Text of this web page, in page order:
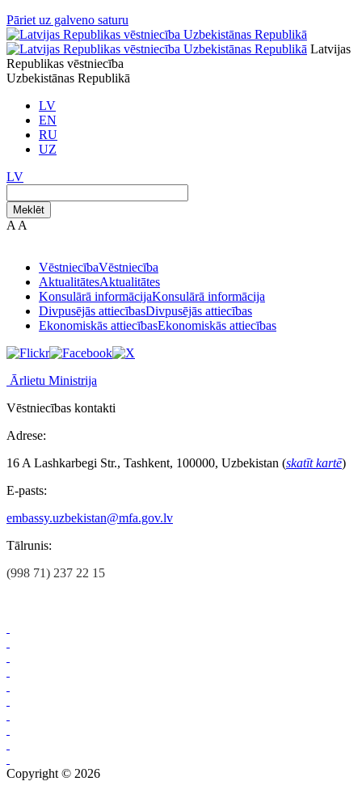
Pāriet uz galveno saturu
Latvijas
Republikas vēstniecība
Uzbekistānas Republikā
LV
EN
RU
UZ
LV
Meklēt
A A
VēstniecībaVēstniecība
AktualitātesAktualitātes
Konsulārā informācijaKonsulārā informācija
Divpusējās attiecībasDivpusējās attiecības
Ekonomiskās attiecībasEkonomiskās attiecības
Ārlietu Ministrija
Vēstniecības kontakti
Adrese:
16 A Lashkarbegi Str., Tashkent, 100000, Uzbekistan (skatīt kartē)
E-pasts:
embassy.uzbekistan@mfa.gov.lv
Tālrunis:
(998 71) 237 22 15
Copyright © 2026